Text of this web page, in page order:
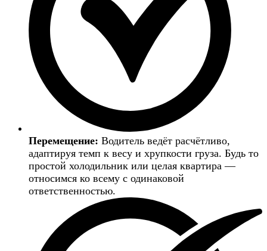
Перемещение: Водитель ведёт расчётливо,
адаптируя темп к весу и хрупкости груза. Будь то
простой холодильник или целая квартира —
относимся ко всему с одинаковой
ответственностью.